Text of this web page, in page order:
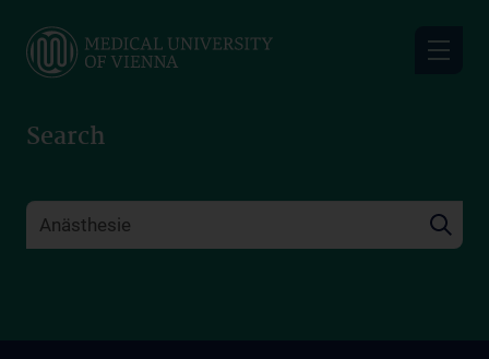
main
Search